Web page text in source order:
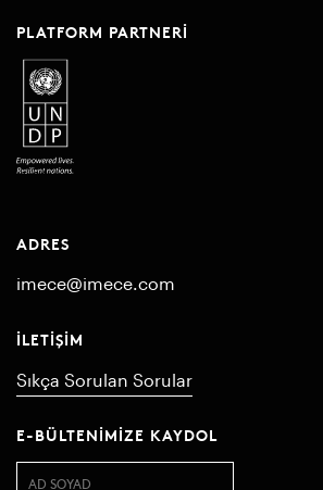
PLATFORM PARTNERI
ADRES
imece@imece.com
İLETIŞIM
Sıkça Sorulan Sorular
E-BÜLTENIMIZE KAYDOL